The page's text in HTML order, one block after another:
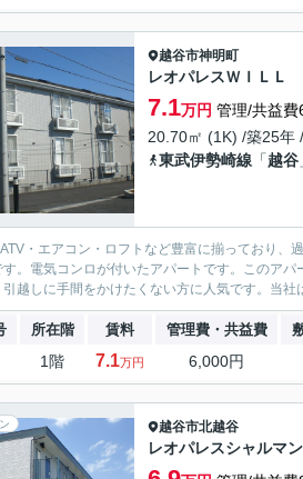
越谷市神明町
レオパレスＷＩＬＬ
7.1万円 管理/共益費
20.70㎡ (1K) /築25年
東武伊勢崎線 「越谷
・エアコン・ロフトなど豊富に揃っており、
す。電気コンロが付いたアパートです。このア
越しに手間をかけたくない方に人気です。当
所在階 賃料 管理費・共益費
1階 7.1万円 6,000円
越谷市北越谷
レオパレスシャルマ